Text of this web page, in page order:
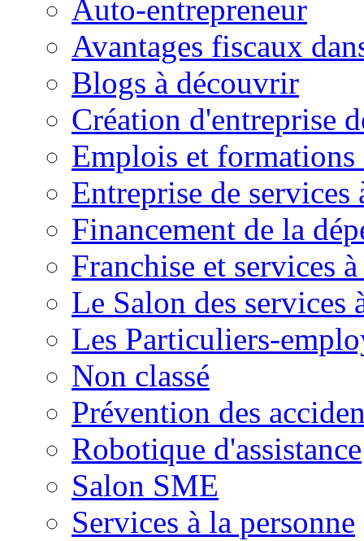
Auto-entrepreneur
Avantages fiscaux
Blogs à découvrir
Création d'entreprise
Emplois et formations
Entreprise de services
Financement de la
Franchise et services
Le Salon des services
Les Particuliers-
Non classé
Prévention des
Robotique d'assistance
Salon SME
Services à la personne